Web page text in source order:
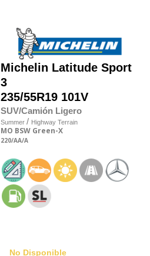
Michelin Latitude Sport
3
235/55R19 101V
SUV/Camión Ligero
Summer / Highway Terrain
MO BSW Green-X
220/AA/A
No Disponible